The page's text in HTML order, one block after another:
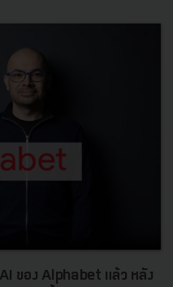
ของ Alphabet แล้ว หลัง